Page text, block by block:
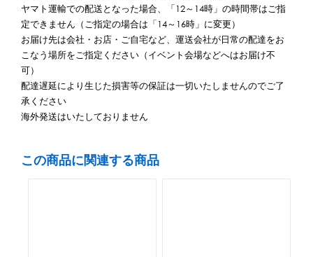
ヤマト運輸での配送となった場合、「12～14時」の時間帯はご指
定できません（ご指定の場合は「14～16時」に変更）
お届け先は会社・お店・ご自宅など、運送会社が日常の配達をお
こなう場所をご指定ください（イベント会場などへはお届け不
可）
配達遅延により生じた損害等の保証は一切いたしませんのでご了
承ください
海外発送はいたしておりません
この商品に関連する商品